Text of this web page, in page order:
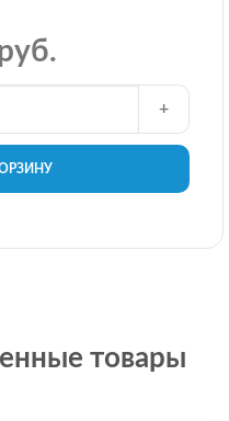
+
товары